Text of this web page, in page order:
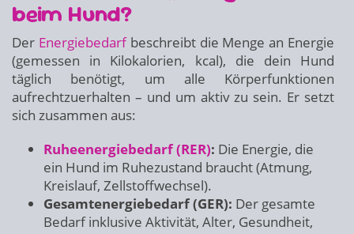
beim Hund?
Der Energiebedarfbeschreibt die Menge an Energie
(gemessen in Kilokalorien, kcal), die dein Hund
täglich benötigt, um alle Körperfunktionen
aufrechtzuerhalten – und um aktiv zu sein. Er setzt
sich zusammen aus:
Ruheenergiebedarf (RER): Die Energie, die
ein Hund im Ruhezustand braucht (Atmung,
Kreislauf, Zellstoffwechsel).
Gesamtenergiebedarf (GER): Der gesamte
Bedarf inklusive Aktivität, Alter, Gesundheit,